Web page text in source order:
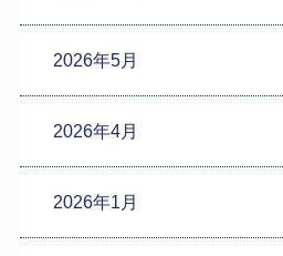
2026年5月
2026年4月
2026年1月